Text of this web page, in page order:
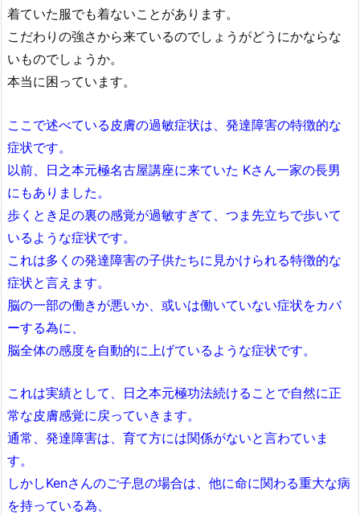
着ていた服でも着ないことがあります。
こだわりの強さから来ているのでしょうがどうにかならな
いものでしょうか。
本当に困っています。
ここで述べている皮膚の過敏症状は、発達障害の特徴的な
症状です。
以前、日之本元極名古屋講座に来ていた Kさん一家の長男
にもありました。
歩くとき足の裏の感覚が過敏すぎて、つま先立ちで歩いて
いるような症状です。
これは多くの発達障害の子供たちに見かけられる特徴的な
症状と言えます。
脳の一部の働きが悪いか、或いは働いていない症状をカバ
ーする為に、
脳全体の感度を自動的に上げているような症状です。
これは実績として、日之本元極功法続けることで自然に正
常な皮膚感覚に戻っていきます。
通常、発達障害は、育て方には関係がないと言わていま
す。
しかしKenさんのご子息の場合は、他に命に関わる重大な病
を持っている為、